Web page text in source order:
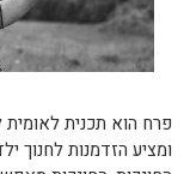
פרח הוא תכנית
ומציע הזדמנות לחנוך